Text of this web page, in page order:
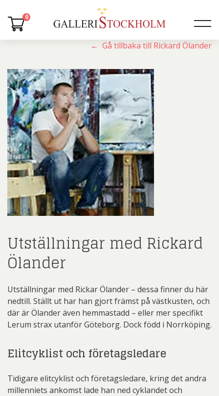
0
← Gå tillbaka till Rickard Ölander
Utställningar med Rickard
Ölander
Utställningar med Rickar Ölander – dessa finner du här
nedtill. Ställt ut har han gjort främst på västkusten, och
där är Ölander även hemmastadd – eller mer specifikt
Lerum strax utanför Göteborg. Dock född i Norrköping.
Elitcyklist och företagsledare
Tidigare elitcyklist och företagsledare, kring det andra
millenniets ankomst lade han ned cyklandet och